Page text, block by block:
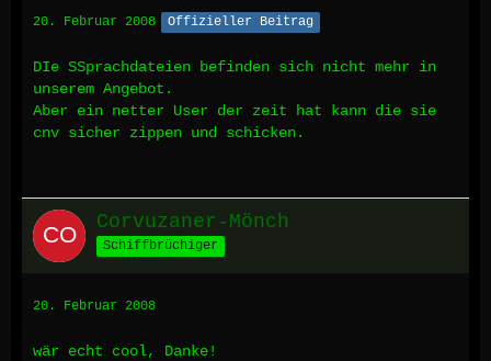
20. Februar 2008 Offizieller Beitrag
DIe SSprachdateien befinden sich nicht mehr in
unserem Angebot.
Aber ein netter User der zeit hat kann die sie
cnv sicher zippen und schicken.
Corvuzaner-Mönch
Schiffbrüchiger
20. Februar 2008
wär echt cool, Danke!